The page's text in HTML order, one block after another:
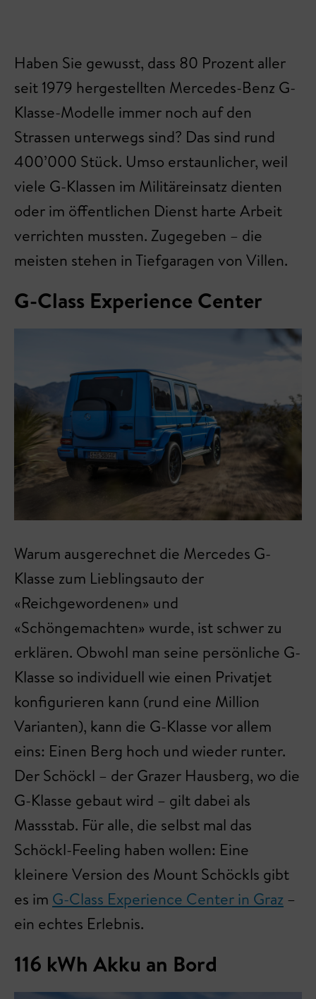
Haben Sie gewusst, dass 80 Prozent aller
seit 1979 hergestellten Mercedes-Benz G-
Klasse-Modelle immer noch auf den
Strassen unterwegs sind? Das sind rund
400’000 Stück. Umso erstaunlicher, weil
viele G-Klassen im Militäreinsatz dienten
oder im öffentlichen Dienst harte Arbeit
verrichten mussten. Zugegeben – die
meisten stehen in Tiefgaragen von Villen.
G-Class Experience Center
Warum ausgerechnet die Mercedes G-
Klasse zum Lieblingsauto der
«Reichgewordenen» und
«Schöngemachten» wurde, ist schwer zu
erklären. Obwohl man seine persönliche G-
Klasse so individuell wie einen Privatjet
konfigurieren kann (rund eine Million
Varianten), kann die G-Klasse vor allem
eins: Einen Berg hoch und wieder runter.
Der Schöckl – der Grazer Hausberg, wo die
G-Klasse gebaut wird – gilt dabei als
Massstab. Für alle, die selbst mal das
Schöckl-Feeling haben wollen: Eine
kleinere Version des Mount Schöckls gibt
es im G-Class Experience Center in Graz –
ein echtes Erlebnis.
116 kWh Akku an Bord